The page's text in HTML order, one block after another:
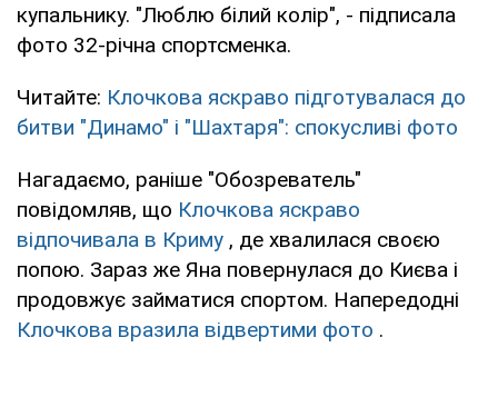
купальнику. "Люблю білий колір", - підписала
фото 32-річна спортсменка.
Читайте: Клочкова яскраво підготувалася до
битви "Динамо" і "Шахтаря": спокусливі фото
Нагадаємо, раніше "Обозреватель"
повідомляв, що Клочкова яскраво
відпочивала в Криму , де хвалилася своєю
попою. Зараз же Яна повернулася до Києва і
продовжує займатися спортом. Напередодні
Клочкова вразила відвертими фото .